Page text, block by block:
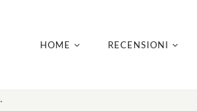
.
HOME RECENSIONI